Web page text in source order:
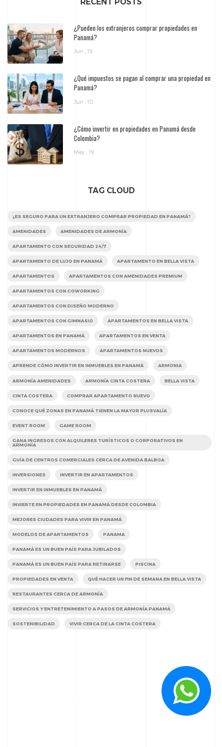
¿Pueden los extranjeros comprar propiedades en
Panamá?
Jun , 19
¿Qué impuestos se pagan al comprar una propiedad en
Panamá?
Jun , 10
¿Cómo invertir en propiedades en Panamá desde
Colombia?
May , 19
TAG CLOUD
¿ES SEGURO PARA UN EXTRANJERO COMPRAR PROPIEDAD EN PANAMÁ?
AMENIDADES AMENIDADES DE ARMONÍA
APARTAMENTO CON SEGURIDAD 24/7
APARTAMENTO DE LUJO EN PANAMÁ APARTAMENTO EN BELLA VISTA
APARTAMENTOS APARTAMENTOS CON AMENIDADES PREMIUM
APARTAMENTOS CON COWORKING
APARTAMENTOS CON DISEÑO MODERNO
APARTAMENTOS CON GIMNASIO APARTAMENTOS EN BELLA VISTA
APARTAMENTOS EN PANAMÁ APARTAMENTOS EN VENTA
APARTAMENTOS MODERNOS APARTAMENTOS NUEVOS
APRENDE CÓMO INVERTIR EN INMUEBLES EN PANAMÁ ARMONIA
ARMONÍA AMENIDADES ARMONÍA CINTA COSTERA BELLA VISTA
CINTA COSTERA COMPRAR APARTAMENTO NUEVO
CONOCE QUÉ ZONAS EN PANAMÁ TIENEN LA MAYOR PLUSVALÍA
EVENT ROOM GAME ROOM
GANA INGRESOS CON ALQUILERES TURÍSTICOS O CORPORATIVOS EN
ARMONÍA
GUÍA DE CENTROS COMERCIALES CERCA DE AVENIDA BALBOA
INVERSIONES INVERTIR EN APARTAMENTOS
INVERTIR EN INMUEBLES EN PANAMÁ
INVIERTE EN PROPIEDADES EN PANAMÁ DESDE COLOMBIA
MEJORES CIUDADES PARA VIVIR EN PANAMÁ
MODELOS DE APARTAMENTOS PANAMA
PANAMÁ ES UN BUEN PAÍS PARA JUBILADOS
PANAMÁ ES UN BUEN PAÍS PARA RETIRARSE PISCINA
PROPIEDADES EN VENTA QUÉ HACER UN FIN DE SEMANA EN BELLA VISTA
RESTAURANTES CERCA DE ARMONÍA
SERVICIOS Y ENTRETENIMIENTO A PASOS DE ARMONÍA PANAMÁ
SOSTENIBILIDAD VIVIR CERCA DE LA CINTA COSTERA